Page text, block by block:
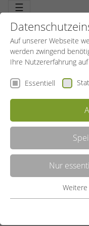
☰
BODY-BURN
Eine raffinierte und
Ausdauerübungen zur
(gezielte
Stoffwechsel auf Trab –
Muskulatur wird
Auf unserer Webseite
werden zwingend
Ihre Nutzererfahrung
Essentiell
Nur
Essentielle Cookies